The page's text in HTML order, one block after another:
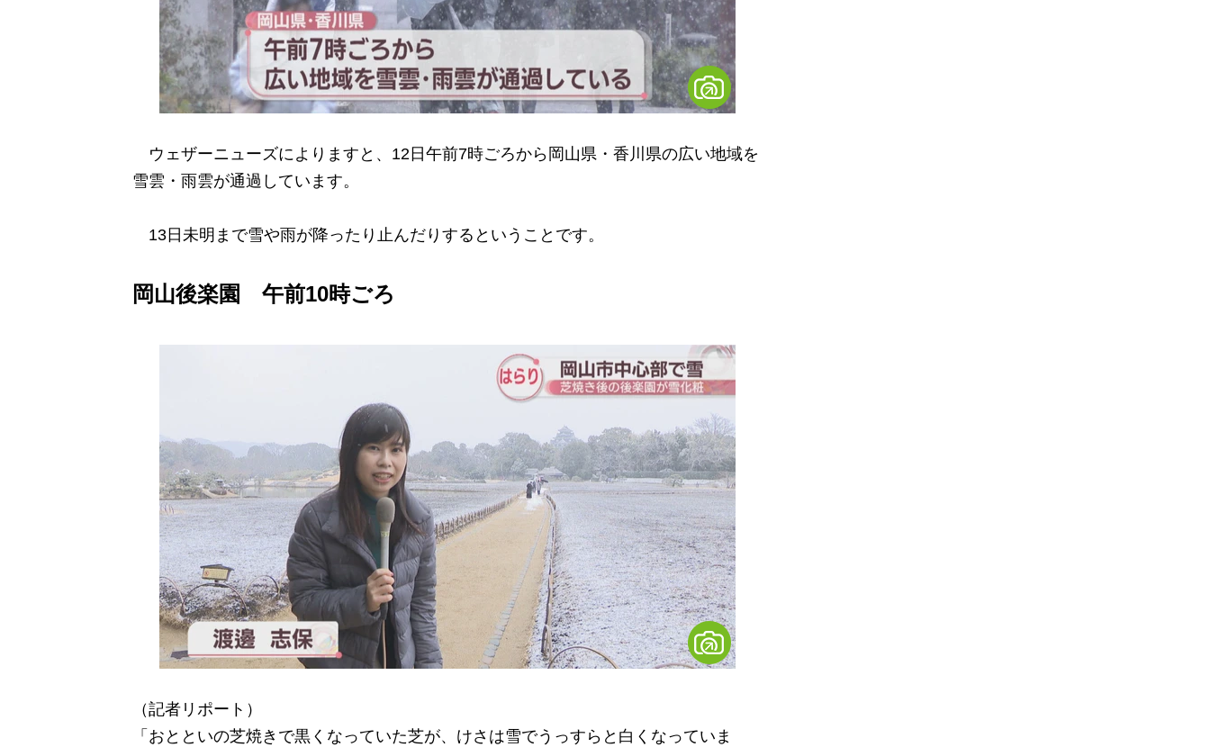
ウェザーニューズによりますと、12日午前7時ごろから岡山県・香川県の広い地域を
雪雲・雨雲が通過しています。
13日未明まで雪や雨が降ったり止んだりするということです。
岡山後楽園 午前10時ごろ
（記者リポート）
「おとといの芝焼きで黒くなっていた芝が、けさは雪でうっすらと白くなっていま